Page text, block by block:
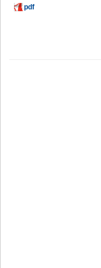
pdf